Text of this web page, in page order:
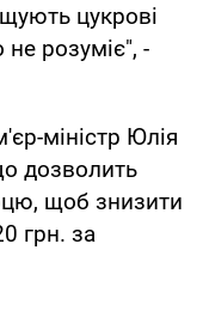
цукрові
розуміє", -
міністр Юлія
дозволить
щоб знизити
грн. за